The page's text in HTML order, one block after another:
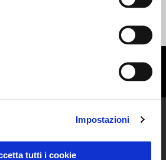
Impostazioni
tutti i cookie